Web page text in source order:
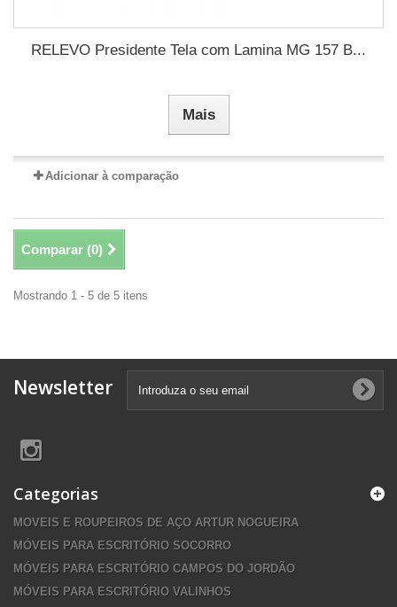
RELEVO Presidente Tela com Lamina MG 157 B...
Mais
Adicionar à comparação
Comparar (0)
Mostrando 1 - 5 de 5 itens
Newsletter
Categorias
MOVEIS E ROUPEIROS DE AÇO ARTUR NOGUEIRA
MÓVEIS PARA ESCRITÓRIO SOCORRO
MÓVEIS PARA ESCRITÓRIO CAMPOS DO JORDÃO
MÓVEIS PARA ESCRITÓRIO VALINHOS